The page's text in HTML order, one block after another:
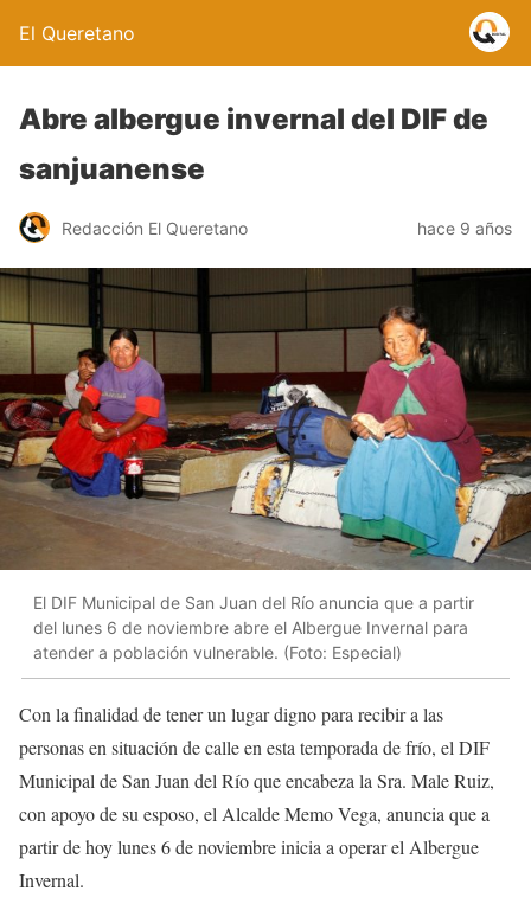
El Queretano
Abre albergue invernal del DIF de
sanjuanense
Redacción El Queretano hace 9 años
El DIF Municipal de San Juan del Río anuncia que a partir
del lunes 6 de noviembre abre el Albergue Invernal para
atender a población vulnerable. (Foto: Especial)
Con la finalidad de tener un lugar digno para recibir a las
personas en situación de calle en esta temporada de frío, el DIF
Municipal de San Juan del Río que encabeza la Sra. Male Ruiz,
con apoyo de su esposo, el Alcalde Memo Vega, anuncia que a
partir de hoy lunes 6 de noviembre inicia a operar el Albergue
Invernal.